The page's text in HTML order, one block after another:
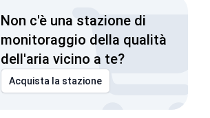
Non c'è una stazione di
monitoraggio della qualità
dell'aria vicino a te?
Acquista la stazione